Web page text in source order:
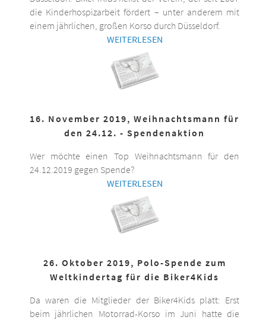
die Kinderhospizarbeit fördert – unter anderem mit
einem jährlichen, großen Korso durch Düsseldorf.
WEITERLESEN
16. November 2019, Weihnachtsmann für
den 24.12. - Spendenaktion
Wer möchte einen Top Weihnachtsmann für den
24.12.2019 gegen Spende?
WEITERLESEN
26. Oktober 2019, Polo-Spende zum
Weltkindertag für die Biker4Kids
Da waren die Mitglieder der Biker4Kids platt: Erst
beim jährlichen Motorrad-Korso im Juni hatte die